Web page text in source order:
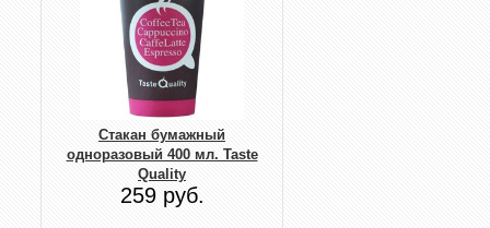
Стакан бумажный
одноразовый 400 мл. Taste
Quality
259 руб.